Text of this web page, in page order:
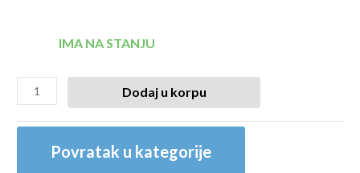
IMA NA STANJU
Dodaj u korpu
Povratak u kategorije